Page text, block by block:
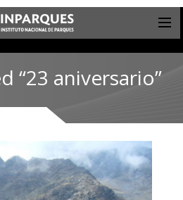
“23 aniversario”